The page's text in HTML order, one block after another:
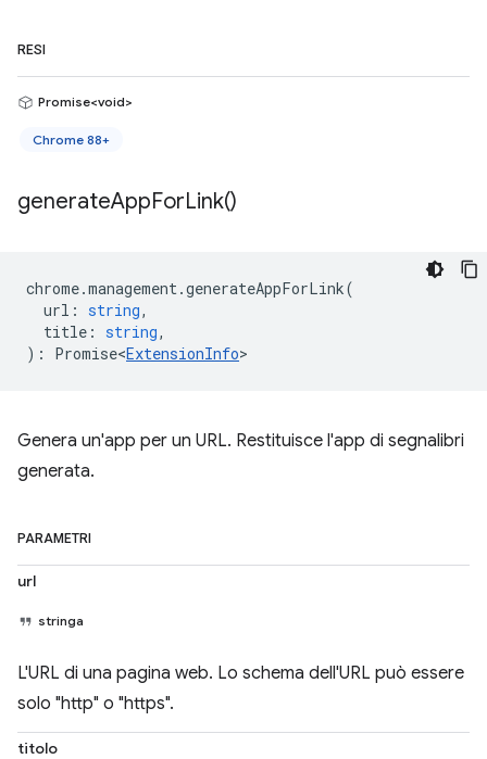
RESI
Promise<void>
Chrome 88+
generateAppForLink()
chrome.management.generateAppForLink(
url : string,
title : string,
) : Promise<ExtensionInfo>
Genera un'app per un URL. Restituisce l'app di segnalibri
generata.
PARAMETRI
url
stringa
L'URL di una pagina web. Lo schema dell'URL può essere
solo "http" o "https".
titolo